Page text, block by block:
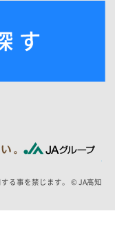
る事を禁じます。 © JA高知